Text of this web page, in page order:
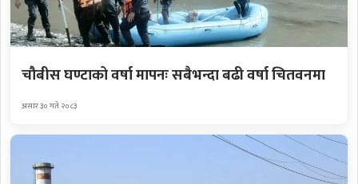
चौबीस घण्टाको वर्षा मापनः सबैभन्दा बढी वर्षा चितवनमा
असार ३० गते २०८३